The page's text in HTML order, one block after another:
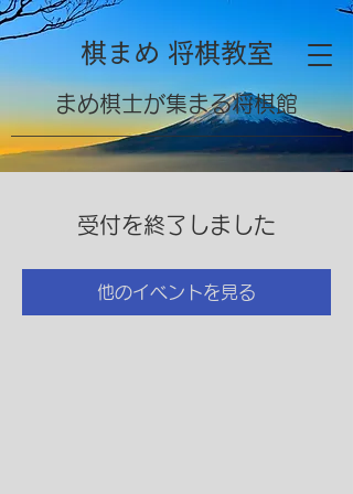
棋まめ 将棋教室
​まめ棋士が集まる将棋館
受付を終了しました
他のイベントを見る